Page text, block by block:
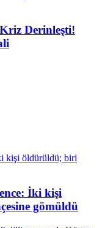
Derinleşti!
İki kişi
gömüldü